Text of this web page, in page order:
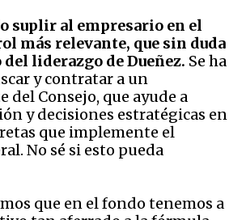
suplir al empresario en el
más relevante, que sin duda
liderazgo de Dueñez. Se ha
y contratar a un
del Consejo, que ayude a
y decisiones estratégicas en
que implemente el
No sé si esto pueda
que en el fondo tenemos a